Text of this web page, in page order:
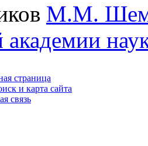
М.М.
академии